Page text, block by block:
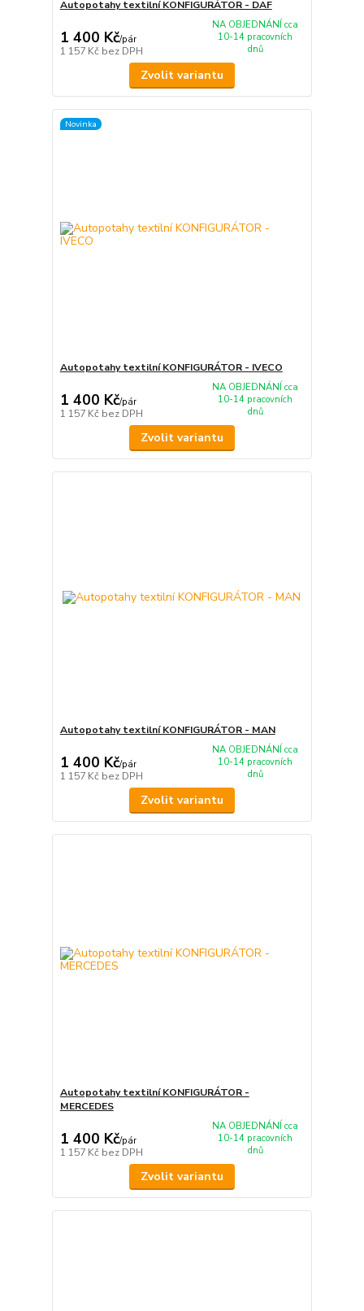
Autopotahy textilní KONFIGURÁTOR - DAF
1 400 Kč/pár
1 157 Kč bez DPH
NA OBJEDNÁNÍ cca
10-14 pracovních
dnů
Zvolit variantu
Novinka
Autopotahy textilní KONFIGURÁTOR - IVECO
1 400 Kč/pár
1 157 Kč bez DPH
NA OBJEDNÁNÍ cca
10-14 pracovních
dnů
Zvolit variantu
Autopotahy textilní KONFIGURÁTOR - MAN
1 400 Kč/pár
1 157 Kč bez DPH
NA OBJEDNÁNÍ cca
10-14 pracovních
dnů
Zvolit variantu
Autopotahy textilní KONFIGURÁTOR -
MERCEDES
1 400 Kč/pár
1 157 Kč bez DPH
NA OBJEDNÁNÍ cca
10-14 pracovních
dnů
Zvolit variantu